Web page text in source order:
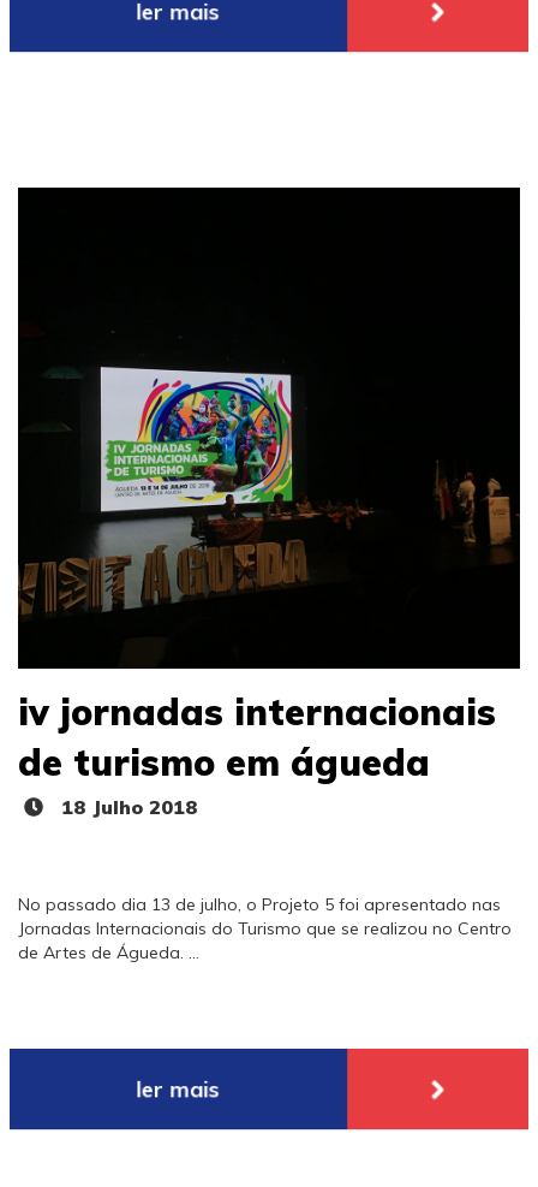
ler mais
iv jornadas internacionais
de turismo em águeda
18 Julho 2018
No passado dia 13 de julho, o Projeto 5 foi apresentado nas
Jornadas Internacionais do Turismo que se realizou no Centro
de Artes de Águeda. ...
ler mais